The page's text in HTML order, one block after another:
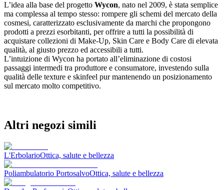
L’idea alla base del progetto Wycon, nato nel 2009, è stata semplice
ma complessa al tempo stesso: rompere gli schemi del mercato della
cosmesi, caratterizzato esclusivamente da marchi che propongono
prodotti a prezzi esorbitanti, per offrire a tutti la possibilità di
acquistare collezioni di Make-Up, Skin Care e Body Care di elevata
qualità, al giusto prezzo ed accessibili a tutti.
L’intuizione di Wycon ha portato all’eliminazione di costosi
passaggi intermedi tra produttore e consumatore, investendo sulla
qualità delle texture e skinfeel pur mantenendo un posizionamento
sul mercato molto competitivo.
Altri negozi simili
L'ErbolarioOttica, salute e bellezza
Poliambulatorio PortosalvoOttica, salute e bellezza